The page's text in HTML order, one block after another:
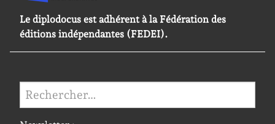
Le diplodocus est adhérent à la Fédération des
éditions indépendantes (FEDEI).
Rechercher :